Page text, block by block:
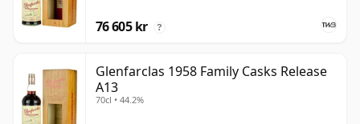
76 605 kr ?
Glenfarclas 1958 Family Casks Release
A13
70cl • 44.2%